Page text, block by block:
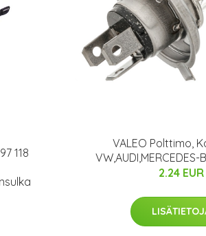
118
VALEO Polttimo,
2.24 EUR